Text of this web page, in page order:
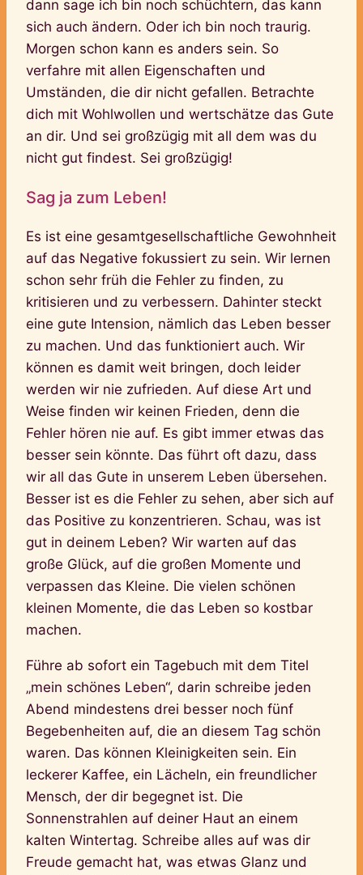
dann sage ich bin noch schüchtern, das kann
sich auch ändern. Oder ich bin noch traurig.
Morgen schon kann es anders sein. So
verfahre mit allen Eigenschaften und
Umständen, die dir nicht gefallen. Betrachte
dich mit Wohlwollen und wertschätze das Gute
an dir. Und sei großzügig mit all dem was du
nicht gut findest. Sei großzügig!
Sag ja zum Leben!
Es ist eine gesamtgesellschaftliche Gewohnheit
auf das Negative fokussiert zu sein. Wir lernen
schon sehr früh die Fehler zu finden, zu
kritisieren und zu verbessern. Dahinter steckt
eine gute Intension, nämlich das Leben besser
zu machen. Und das funktioniert auch. Wir
können es damit weit bringen, doch leider
werden wir nie zufrieden. Auf diese Art und
Weise finden wir keinen Frieden, denn die
Fehler hören nie auf. Es gibt immer etwas das
besser sein könnte. Das führt oft dazu, dass
wir all das Gute in unserem Leben übersehen.
Besser ist es die Fehler zu sehen, aber sich auf
das Positive zu konzentrieren. Schau, was ist
gut in deinem Leben? Wir warten auf das
große Glück, auf die großen Momente und
verpassen das Kleine. Die vielen schönen
kleinen Momente, die das Leben so kostbar
machen.
Führe ab sofort ein Tagebuch mit dem Titel
„mein schönes Leben“, darin schreibe jeden
Abend mindestens drei besser noch fünf
Begebenheiten auf, die an diesem Tag schön
waren. Das können Kleinigkeiten sein. Ein
leckerer Kaffee, ein Lächeln, ein freundlicher
Mensch, der dir begegnet ist. Die
Sonnenstrahlen auf deiner Haut an einem
kalten Wintertag. Schreibe alles auf was dir
Freude gemacht hat, was etwas Glanz und